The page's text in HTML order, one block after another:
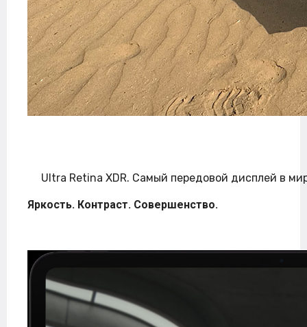
Ultra Retina XDR. Самый передовой дисплей в
Яркость. Контраст. Совершенство.